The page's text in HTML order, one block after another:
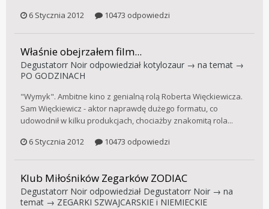
6 Stycznia 2012
10473 odpowiedzi
Właśnie obejrzałem film...
Degustatorr Noir odpowiedział kotylozaur → na temat →
PO GODZINACH
"Wymyk". Ambitne kino z genialną rolą Roberta Więckiewicza.
Sam Więckiewicz - aktor naprawdę dużego formatu, co
udowodnił w kilku produkcjach, chociażby znakomitą rola...
6 Stycznia 2012
10473 odpowiedzi
Klub Miłośników Zegarków ZODIAC
Degustatorr Noir odpowiedział Degustatorr Noir → na
temat → ZEGARKI SZWAJCARSKIE i NIEMIECKIE